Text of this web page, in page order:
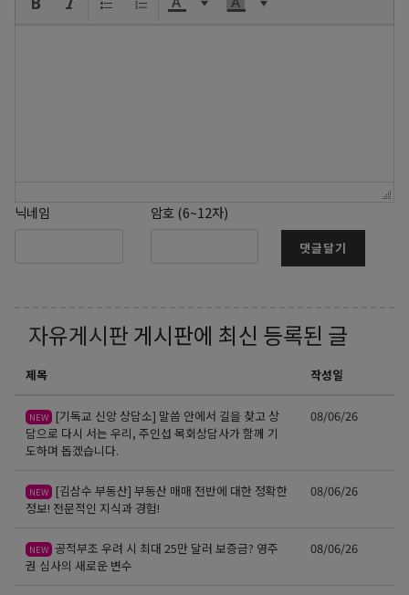
닉네임 암호 (6~12자)
댓글달기
자유게시판 게시판에 최신 등록된 글
제목 작성일
NEW
[기독교 신앙 상담소] 말씀 안에서 길을 찾고 상
담으로 다시 서는 우리, 주인섭 목회상담사가 함께 기
도하며 돕겠습니다.
08/06/26
NEW
[김삼수 부동산] 부동산 매매 전반에 대한 정확한
정보! 전문적인 지식과 경험!
08/06/26
NEW 공적부조 우려 시 최대 25만 달러 보증금? 영주
권 심사의 새로운 변수
08/06/26